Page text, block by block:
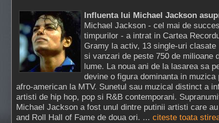
Influenta lui Michael Jackson
Michael Jackson - cel mai de
timpurilor - a intrat in Cartea
Gramy la activ, 13 single-uri
si vanzari de peste 750 de milioane
lume. La noua ani de la lasarea sa
devine o figura dominanta in
afro-american la MTV. Sunetul sau muzical distinct a
artisti de hip hop, pop si R&B contemporani.
Michael Jackson a fost unul dintre putinii artisti care
and Roll Hall of Fame de doua ori. ... citeste toata